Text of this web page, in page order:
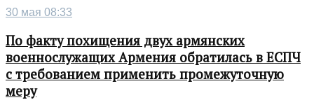
30 мая 08:33
По факту похищения двух армянских
военнослужащих Армения обратилась в ЕСПЧ
с требованием применить промежуточную
меру